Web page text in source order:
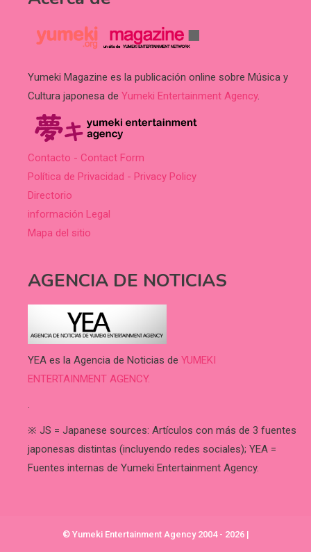
Yumeki Magazine es la publicación online sobre Música y
Cultura japonesa de Yumeki Entertainment Agency.
Contacto - Contact Form
Política de Privacidad - Privacy Policy
Directorio
información Legal
Mapa del sitio
AGENCIA DE NOTICIAS
YEA es la Agencia de Noticias de YUMEKI
ENTERTAINMENT AGENCY.
.
※ JS = Japanese sources: Artículos con más de 3 fuentes
japonesas distintas (incluyendo redes sociales); YEA =
Fuentes internas de Yumeki Entertainment Agency.
© Yumeki Entertainment Agency 2004 - 2026 |